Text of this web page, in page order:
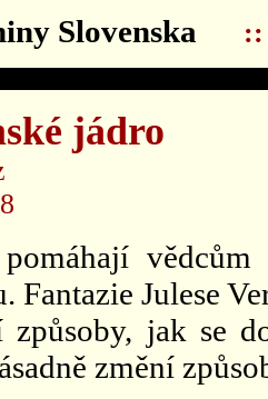
Slovenska ::
jádro
Fantazie Julese
způsoby, jak se
změní